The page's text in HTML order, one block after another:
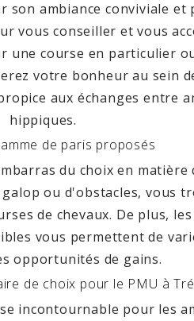
son ambiance conviviale et
vous conseiller et vous
une course en particulier
votre bonheur au sein
aux échanges entre
hippiques.
de paris proposés
du choix en matière
ou d'obstacles, vous
de chevaux. De plus,
vous permettent de
opportunités de gains.
de choix pour le PMU à
incontournable pour les